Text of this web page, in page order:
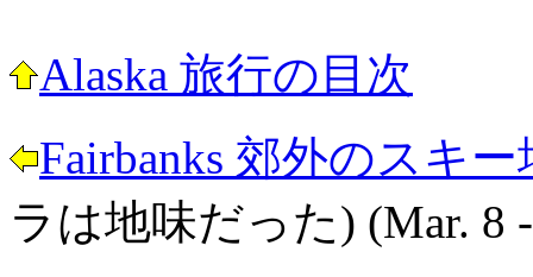
Alaska 旅行の目次
Fairbanks 郊外のスキ
ラは地味だった) (Mar. 8